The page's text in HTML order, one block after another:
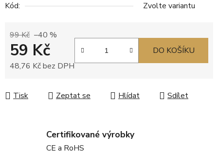
Kód:
Zvolte variantu
99 Kč –40 %
59 Kč
48,76 Kč bez DPH
DO KOŠÍKU
Tisk Zeptat se Hlídat Sdílet
Certifikované výrobky
CE a RoHS